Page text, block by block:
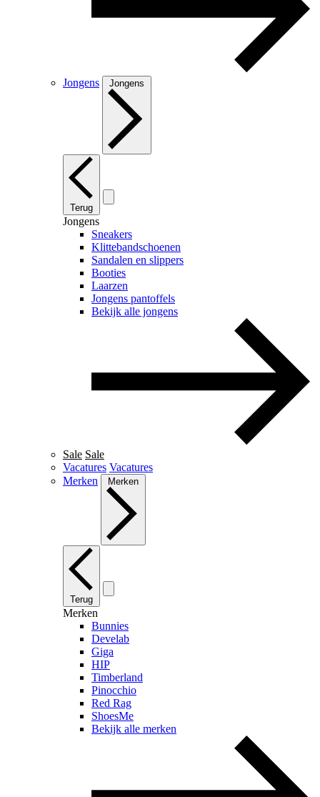
Jongens Jongens
Terug
Jongens
Sneakers
Klittebandschoenen
Sandalen en slippers
Booties
Laarzen
Jongens pantoffels
Bekijk alle jongens
Sale Sale
Vacatures Vacatures
Merken
Merken
Terug
Merken
Bunnies
Develab
Giga
HIP
Timberland
Pinocchio
Red Rag
ShoesMe
Bekijk alle merken